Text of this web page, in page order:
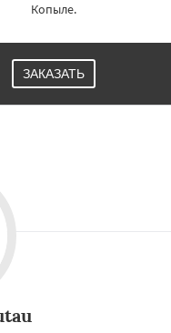
Копыле.
ЗАКАЗАТЬ